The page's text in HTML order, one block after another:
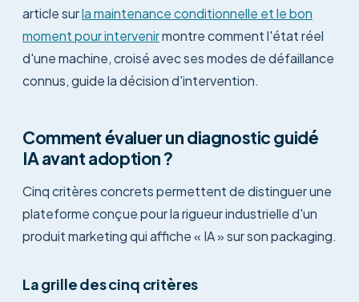
article surla maintenance conditionnelle et le bon
moment pour intervenirmontre comment l'état réel
d'une machine, croisé avec ses modes de défaillance
connus, guide la décision d'intervention.
Comment évaluer un diagnostic guidé
IA avant adoption ?
Cinq critères concrets permettent de distinguer une
plateforme conçue pour la rigueur industrielle d'un
produit marketing qui affiche « IA » sur son packaging.
La grille des cinq critères